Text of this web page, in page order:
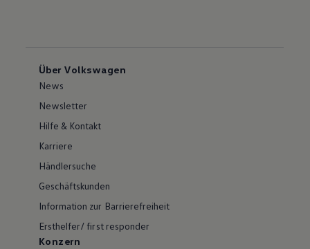
Über Volkswagen
News
Newsletter
Hilfe & Kontakt
Karriere
Händlersuche
Geschäftskunden
Information zur Barrierefreiheit
Ersthelfer/ first responder
Konzern